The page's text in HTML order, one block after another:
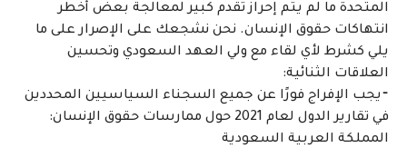
المتحدة ما لم يتم إحراز تقدم كبير لمعالجة بعض أخطر
انتهاكات حقوق الإنسان. نحن نشجعك على الإصرار على ما
يلي كشرط لأي لقاء مع ولي العهد السعودي وتحسين
العلاقات الثنائية:
⁃يجب الإفراج فورًا عن جميع السجناء السياسيين المحددين
في تقارير الدول لعام 2021 حول ممارسات حقوق الإنسان:
المملكة العربية السعودية